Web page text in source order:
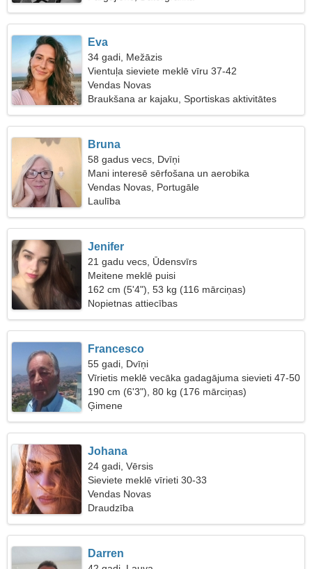
Eva
34 gadi, Mežāzis
Vientuļa sieviete meklē vīru 37-42
Vendas Novas
Braukšana ar kajaku, Sportiskas aktivitātes
Bruna
58 gadus vecs, Dvīņi
Mani interesē sērfošana un aerobika
Vendas Novas, Portugāle
Laulība
Jenifer
21 gadu vecs, Ūdensvīrs
Meitene meklē puisi
162 cm (5'4"), 53 kg (116 mārciņas)
Nopietnas attiecības
Francesco
55 gadi, Dvīņi
Vīrietis meklē vecāka gadagājuma sievieti 47-50
190 cm (6'3"), 80 kg (176 mārciņas)
Ģimene
Johana
24 gadi, Vērsis
Sieviete meklē vīrieti 30-33
Vendas Novas
Draudzība
Darren